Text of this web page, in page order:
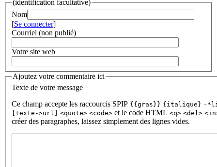
(identification facultative)
Nom
[Se connecter]
Courriel (non publié)
Votre site web
Ajoutez votre commentaire ici
Texte de votre message
Ce champ accepte les raccourcis SPIP {{gras}} {italique} -
[texte->url]
<quote> <code> et le code HTML <q> <del>
créer des paragraphes, laissez simplement des lignes vides.